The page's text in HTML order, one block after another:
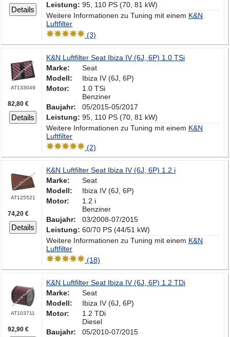
Details
Leistung: 95, 110 PS (70, 81 kW)
Weitere Informationen zu Tuning mit einem K&N
Luftfilter
(3)
AT133049
82,80 €
Details
K&N Luftfilter Seat Ibiza IV (6J, 6P) 1.0 TSi
Marke:
Seat
Modell:
Ibiza IV (6J, 6P)
Motor:
1.0 TSi
Benziner
Baujahr:
05/2015-05/2017
Leistung: 95, 110 PS (70, 81 kW)
Weitere Informationen zu Tuning mit einem K&N
Luftfilter
(2)
AT125521
74,20 €
Details
K&N Luftfilter Seat Ibiza IV (6J, 6P) 1.2 i
Marke:
Seat
Modell:
Ibiza IV (6J, 6P)
Motor:
1.2 i
Benziner
Baujahr:
03/2008-07/2015
Leistung: 60/70 PS (44/51 kW)
Weitere Informationen zu Tuning mit einem K&N
Luftfilter
(18)
AT103711
92,90 €
K&N Luftfilter Seat Ibiza IV (6J, 6P) 1.2 TDi
Marke:
Seat
Modell:
Ibiza IV (6J, 6P)
Motor:
1.2 TDi
Diesel
Baujahr:
05/2010-07/2015